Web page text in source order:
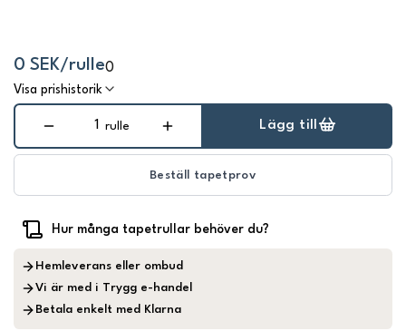
0 SEK/rulle0
Visa prishistorik
rulle Lägg till
Beställ tapetprov
Hur många tapetrullar behöver du?
Hemleverans eller ombud
Vi är med i Trygg e-handel
Betala enkelt med Klarna